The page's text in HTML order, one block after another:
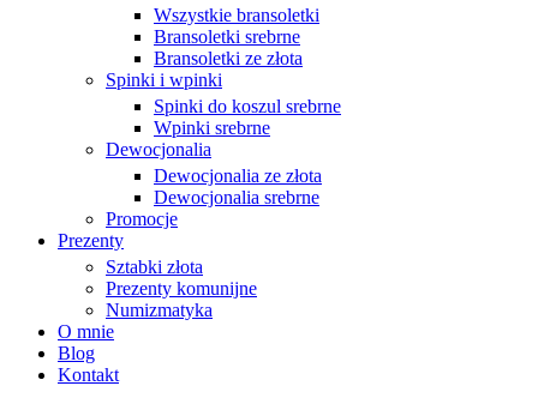
Wszystkie bransoletki
Bransoletki srebrne
Bransoletki ze złota
Spinki i wpinki
Spinki do koszul srebrne
Wpinki srebrne
Dewocjonalia
Dewocjonalia ze złota
Dewocjonalia srebrne
Promocje
Prezenty
Sztabki złota
Prezenty komunijne
Numizmatyka
O mnie
Blog
Kontakt